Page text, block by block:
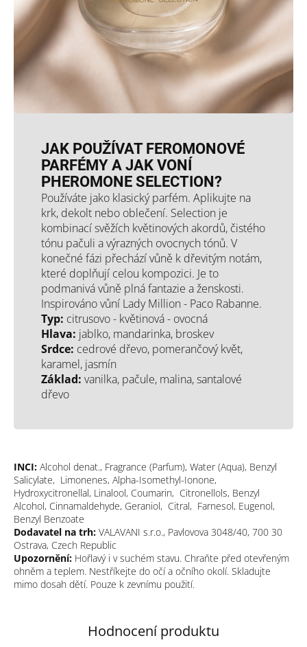
JAK POUŽÍVAT FEROMONOVÉ
PARFÉMY A JAK VONÍ
PHEROMONE SELECTION?
Používáte jako klasický parfém. Aplikujte na
krk, dekolt nebo oblečení. Selection je
kombinací svěžích květinových akordů, čistého
tónu pačuli a výrazných ovocnych tónů. V
konečné fázi přechází vůně k dřevitým notám,
které doplňují celou kompozici. Je to
podmanivá vůně plná fantazie a ženskosti.
Inspirováno vůní Lady Million - Paco Rabanne.
Typ: citrusovo - květinová - ovocná
Hlava: jablko, mandarinka, broskev
Srdce: cedrové dřevo, pomerančový květ,
karamel, jasmín
Základ: vanilka, pačule, malina, santalové
dřevo
INCI: Alcohol denat., Fragrance (Parfum), Water (Aqua), Benzyl
Salicylate, Limonenes, Alpha-Isomethyl-Ionone,
Hydroxycitronellal, Linalool, Coumarin, Citronellols, Benzyl
Alcohol, Cinnamaldehyde, Geraniol, Citral, Farnesol, Eugenol,
Benzyl Benzoate
Dodavatel na trh: VALAVANI s.r.o., Pavlovova 3048/40, 700 30
Ostrava, Czech Republic
Upozornění: Hořlavý i v suchém stavu. Chraňte před otevřeným
ohněm a teplem. Nestříkejte do očí a očního okolí. Skladujte
mimo dosah dětí. Pouze k zevnímu použití.